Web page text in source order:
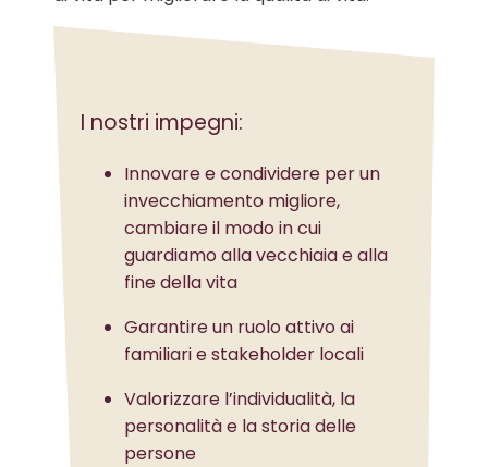
I nostri impegni:
Innovare e condividere per un
invecchiamento migliore,
cambiare il modo in cui
guardiamo alla vecchiaia e alla
fine della vita
Garantire un ruolo attivo ai
familiari e stakeholder locali
Valorizzare l’individualità, la
personalità e la storia delle
persone